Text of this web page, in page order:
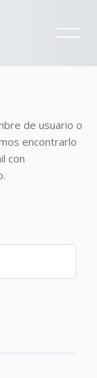
de usuario o
encontrarlo
con